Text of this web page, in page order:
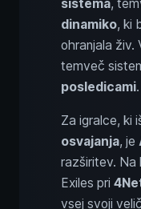
sistema,
dinamiko, ki
ohranjala živ.
temveč
posledicami.
Za igralce, ki
osvajanja, je
razširitev. Na
Exiles pri
vsej svoji